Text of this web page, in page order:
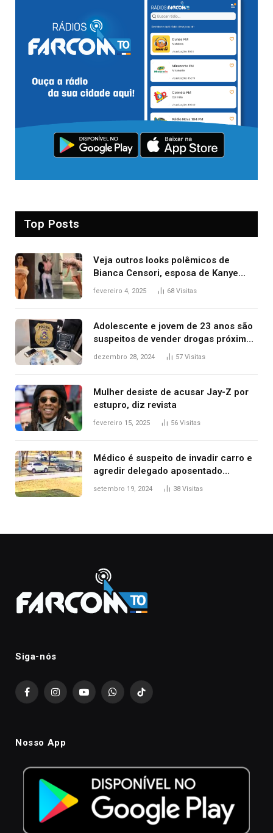
Top Posts
Veja outros looks polêmicos de
Bianca Censori, esposa de Kanye
West que apareceu nua no Grammy
fevereiro 4, 2025 68 Visitas
Adolescente e jovem de 23 anos são
suspeitos de vender drogas próximo
de delegacia e escola, diz polícia
dezembro 28, 2024 57 Visitas
Mulher desiste de acusar Jay-Z por
estupro, diz revista
fevereiro 15, 2025 56 Visitas
Médico é suspeito de invadir carro e
agredir delegado aposentado
durante confusão no trânsito
setembro 19, 2024 38 Visitas
Siga-nós
FacebookInstagramYouTubeWhatsAppTikTok
Nosso App